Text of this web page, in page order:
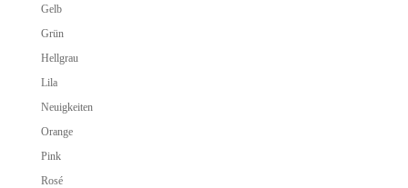
Gelb
Grün
Hellgrau
Lila
Neuigkeiten
Orange
Pink
Rosé